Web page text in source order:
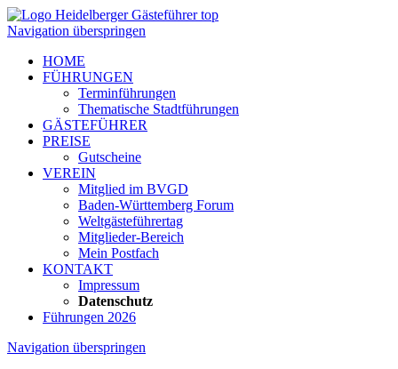
Navigation überspringen
HOME
FÜHRUNGEN
Terminführungen
Thematische Stadtführungen
GÄSTEFÜHRER
PREISE
Gutscheine
VEREIN
Mitglied im BVGD
Baden-Württemberg Forum
Weltgästeführertag
Mitglieder-Bereich
Mein Postfach
KONTAKT
Impressum
Datenschutz
Führungen 2026
Navigation überspringen